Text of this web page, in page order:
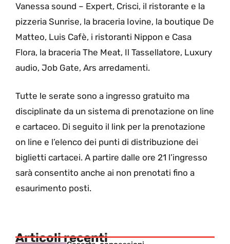
Vanessa sound – Expert, Crisci, il ristorante e la
pizzeria Sunrise, la braceria Iovine, la boutique De
Matteo, Luis Cafè, i ristoranti Nippon e Casa
Flora, la braceria The Meat, Il Tassellatore, Luxury
audio, Job Gate, Ars arredamenti.
Tutte le serate sono a ingresso gratuito ma
disciplinate da un sistema di prenotazione on line
e cartaceo. Di seguito il link per la prenotazione
on line e l’elenco dei punti di distribuzione dei
biglietti cartacei. A partire dalle ore 21 l’ingresso
sarà consentito anche ai non prenotati fino a
esaurimento posti.
Articoli recenti